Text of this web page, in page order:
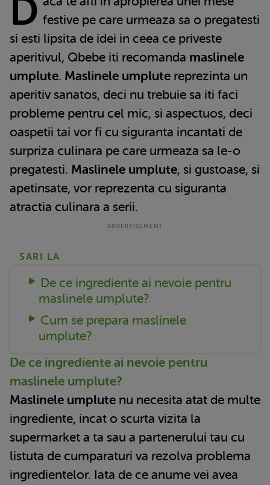
D festive pe care urmeaza sa o pregatesti
si esti lipsita de idei in ceea ce priveste
aperitivul, Qbebe iti recomanda maslinele
umplute. Maslinele umplute reprezinta un
aperitiv sanatos, deci nu trebuie sa iti faci
probleme pentru cel mic, si aspectuos, deci
oaspetii tai vor fi cu siguranta incantati de
surpriza culinara pe care urmeaza sa le-o
pregatesti. Maslinele umplute, si gustoase, si
apetinsate, vor reprezenta cu siguranta
atractia culinara a serii.
SARI LA
De ce ingrediente ai nevoie pentru
maslinele umplute?
Cum se prepara maslinele
umplute?
De ce ingrediente ai nevoie pentru
maslinele umplute?
Maslinele umplute nu necesita atat de multe
ingrediente, incat o scurta vizita la
supermarket a ta sau a partenerului tau cu
listuta de cumparaturi va rezolva problema
ingredientelor. Iata de ce anume vei avea